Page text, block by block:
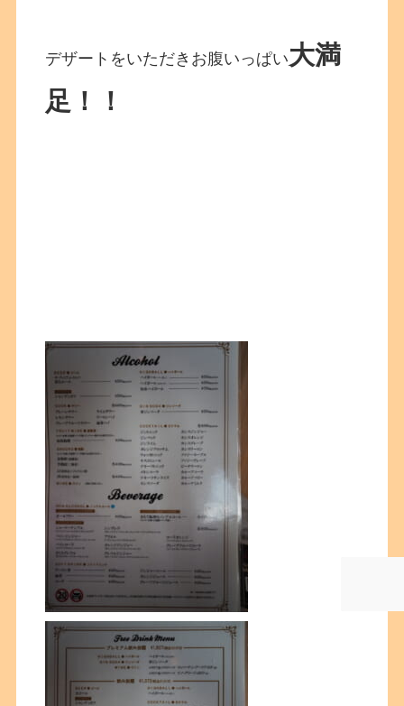
デザートをいただきお腹いっぱい大満
足！！